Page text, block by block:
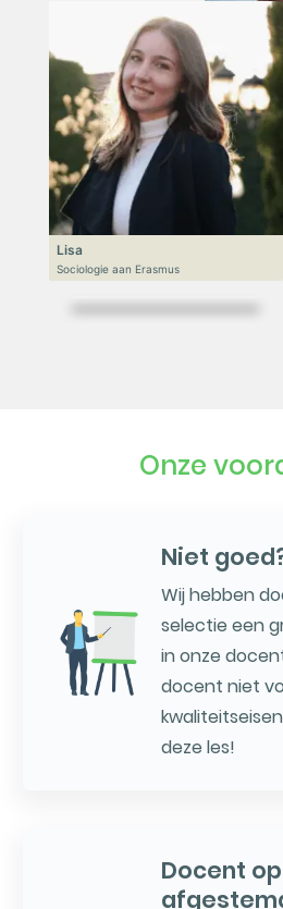
Niek
VWO 6, N&T/
Lisa
Sociologie aan Erasmus
Onze
Niet
Wij hebben
selectie een
in onze
docent niet
deze les!
Docent